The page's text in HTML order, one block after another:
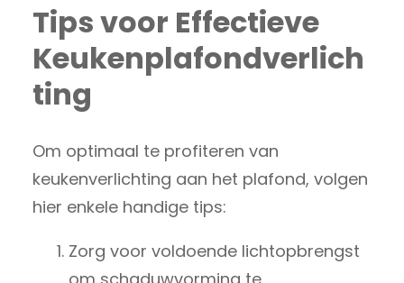
Tips voor Effectieve
Keukenplafondverlich
ting
Om optimaal te profiteren van
keukenverlichting aan het plafond, volgen
hier enkele handige tips:
Zorg voor voldoende lichtopbrengst